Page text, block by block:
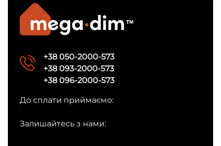
+38 050-2000-573
+38 093-2000-573
+38 096-2000-573
До сплати приймаємо:
Залишайтесь з нами: